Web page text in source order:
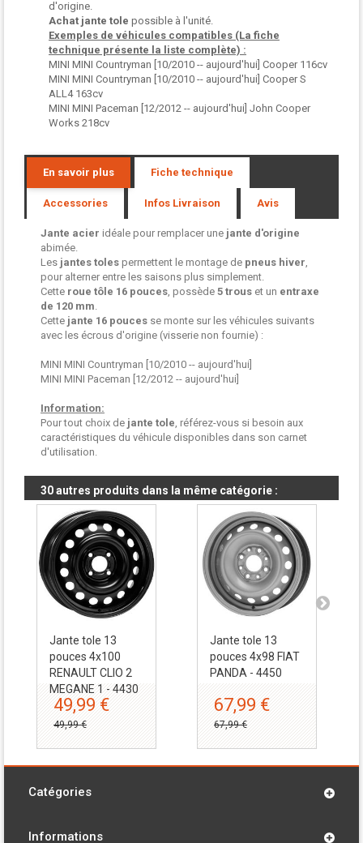
d'origine.
Achat jante tole possible à l'unité.
Exemples de véhicules compatibles (La fiche
technique présente la liste complète) :
MINI MINI Countryman [10/2010 -- aujourd'hui] Cooper 116cv
MINI MINI Countryman [10/2010 -- aujourd'hui] Cooper S
ALL4 163cv
MINI MINI Paceman [12/2012 -- aujourd'hui] John Cooper
Works 218cv
En savoir plus Fiche technique
Accessories Infos Livraison Avis
Jante acier idéale pour remplacer une jante d'origine
abimée.
Les jantes toles permettent le montage de pneus hiver,
pour alterner entre les saisons plus simplement.
Cette roue tôle 16 pouces, possède 5 trous et un entraxe
de 120 mm.
Cette jante 16 pouces se monte sur les véhicules suivants
avec les écrous d'origine (visserie non fournie) :
MINI MINI Countryman [10/2010 -- aujourd'hui]
MINI MINI Paceman [12/2012 -- aujourd'hui]
Information:
Pour tout choix de jante tole, référez-vous si besoin aux
caractéristiques du véhicule disponibles dans son carnet
d'utilisation.
30 autres produits dans la même catégorie :
Jante tole 13
pouces 4x100
RENAULT CLIO 2
MEGANE 1 - 4430
49,99 €
49,99 €
Jante tole 13
pouces 4x98 FIAT
PANDA - 4450
67,99 €
67,99 €
Catégories
Informations